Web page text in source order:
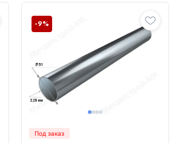
Под заказ
-9%